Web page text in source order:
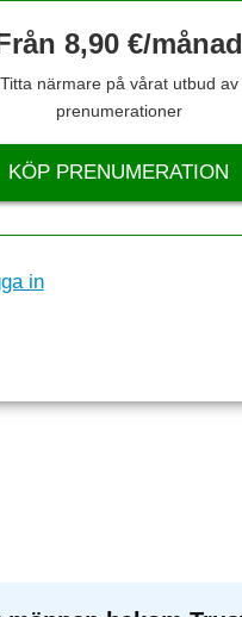
8,90 €/månad
Titta närmare på vårat utbud av
prenumerationer
KÖP PRENUMERATION
in